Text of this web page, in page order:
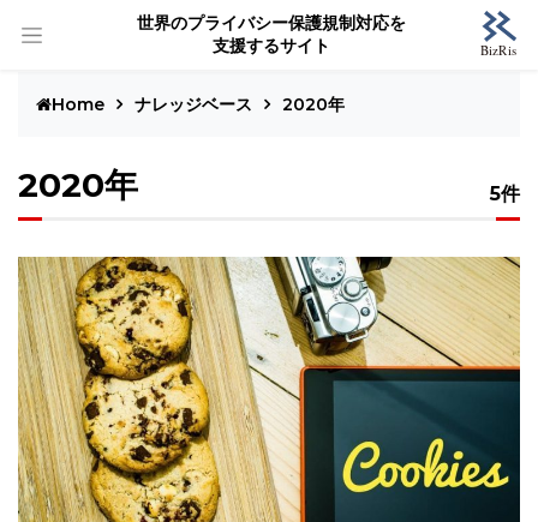
世界のプライバシー保護規制対応を
支援するサイト
Home ナレッジベース 2020年
2020年 5件